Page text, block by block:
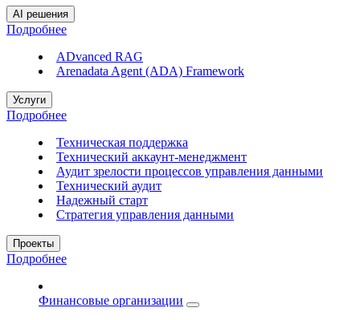
AI решения
Подробнее
ADvanced RAG
Arenadata Agent (ADA) Framework
Услуги
Подробнее
Техническая поддержка
Технический аккаунт-менеджмент
Аудит зрелости процессов управления данными
Технический аудит
Надежный старт
Стратегия управления данными
Проекты
Подробнее
Финансовые организации